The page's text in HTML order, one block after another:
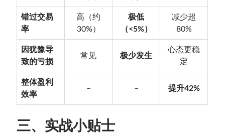
错过交易
率
高（约
30%）
极低
（<5%）
减少超
80%
因犹豫导
致的亏损
常见 极少发生
心态更稳
定
整体盈利
效率
– – 提升42%
三、实战小贴士